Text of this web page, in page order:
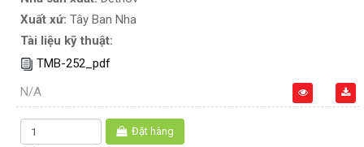
Xuất xứ: Tây Ban Nha
Tài liệu kỹ thuật:
TMB-252_pdf
N/A
Đặt hàng